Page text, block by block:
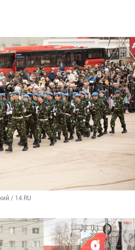
/ 14.RU